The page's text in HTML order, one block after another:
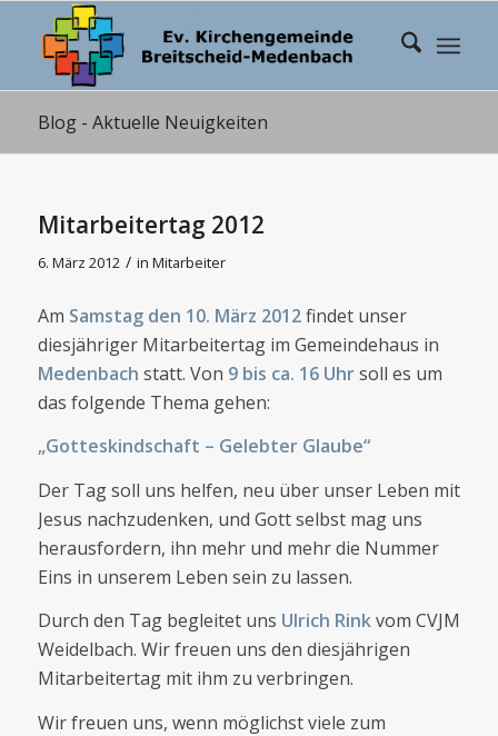
Blog - Aktuelle Neuigkeiten
Mitarbeitertag 2012
6. März 2012 / in Mitarbeiter
Am Samstag den 10. März 2012findet unser
diesjähriger Mitarbeitertag im Gemeindehaus in
Medenbach statt. Von 9 bis ca. 16 Uhrsoll es um
das folgende Thema gehen:
„Gotteskindschaft – Gelebter Glaube“
Der Tag soll uns helfen, neu über unser Leben mit
Jesus nachzudenken, und Gott selbst mag uns
herausfordern, ihn mehr und mehr die Nummer
Eins in unserem Leben sein zu lassen.
Durch den Tag begleitet uns Ulrich Rinkvom CVJM
Weidelbach. Wir freuen uns den diesjährigen
Mitarbeitertag mit ihm zu verbringen.
Wir freuen uns, wenn möglichst viele zum